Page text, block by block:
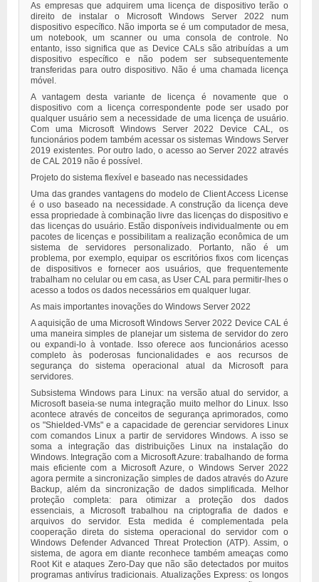
As empresas que adquirem uma licença de dispositivo terão o
direito de instalar o Microsoft Windows Server 2022 num
dispositivo específico. Não importa se é um computador de mesa,
um notebook, um scanner ou uma consola de controle. No
entanto, isso significa que as Device CALs são atribuídas a um
dispositivo específico e não podem ser subsequentemente
transferidas para outro dispositivo. Não é uma chamada licença
móvel.
A vantagem desta variante de licença é novamente que o
dispositivo com a licença correspondente pode ser usado por
qualquer usuário sem a necessidade de uma licença de usuário.
Com uma Microsoft Windows Server 2022 Device CAL, os
funcionários podem também acessar os sistemas Windows Server
2019 existentes. Por outro lado, o acesso ao Server 2022 através
de CAL 2019 não é possível.
Projeto do sistema flexível e baseado nas necessidades
Uma das grandes vantagens do modelo de Client Access License
é o uso baseado na necessidade. A construção da licença deve
essa propriedade à combinação livre das licenças do dispositivo e
das licenças do usuário. Estão disponíveis individualmente ou em
pacotes de licenças e possibilitam a realização econômica de um
sistema de servidores personalizado. Portanto, não é um
problema, por exemplo, equipar os escritórios fixos com licenças
de dispositivos e fornecer aos usuários, que frequentemente
trabalham no celular ou em casa, as User CAL para permitir-lhes o
acesso a todos os dados necessários em qualquer lugar.
As mais importantes inovações do Windows Server 2022
A aquisição de uma Microsoft Windows Server 2022 Device CAL é
uma maneira simples de planejar um sistema de servidor do zero
ou expandi-lo à vontade. Isso oferece aos funcionários acesso
completo às poderosas funcionalidades e aos recursos de
segurança do sistema operacional atual da Microsoft para
servidores.
Subsistema Windows para Linux: na versão atual do servidor, a
Microsoft baseia-se numa integração muito melhor do Linux. Isso
acontece através de conceitos de segurança aprimorados, como
os "Shielded-VMs" e a capacidade de gerenciar servidores Linux
com comandos Linux a partir de servidores Windows. A isso se
soma a integração das distribuições Linux na instalação do
Windows. Integração com a Microsoft Azure: trabalhando de forma
mais eficiente com a Microsoft Azure, o Windows Server 2022
agora permite a sincronização simples de dados através do Azure
Backup, além da sincronização de dados simplificada. Melhor
proteção completa: para otimizar a proteção dos dados
essenciais, a Microsoft trabalhou na criptografia de dados e
arquivos do servidor. Esta medida é complementada pela
cooperação direta do sistema operacional do servidor com o
Windows Defender Advanced Threat Protection (ATP). Assim, o
sistema, de agora em diante reconhece também ameaças como
Root Kit e ataques Zero-Day que não são detectados por muitos
programas antivírus tradicionais. Atualizações Express: os longos